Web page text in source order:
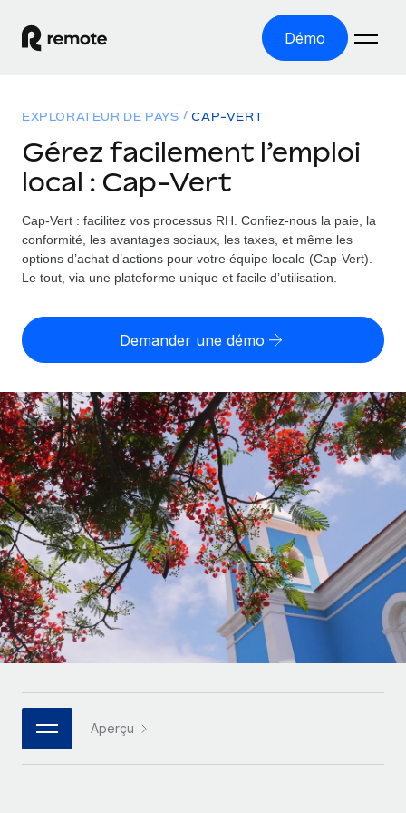
Démo
EMPLOI À L’INTERNATIONAL
Paie multipays
Gérez la paie facilement et en toute conformité
Employer of record
entités
Gestion des freelances
Intégrez et gérez vos freelances partout dans le monde
PEO
Sous-traitez les opérations complexes liées à l’emploi
INFRASTRUCTURE
Intégration Remote
Intégrez vos RH aux flux de travail en toute simplicité
Plateforme
Des fonctions RH clés intégrées pour votre équipe
Connectez n'importe quel outil d’IA à Remote grâce à
notre MCP
Solutions
COUVERTURE MONDIALE
Explorateur de pays
Toutes les informations sur l’emploi à l’international,
Explorateur des États-Unis (par État)
Simplifiez l’embauche à travers les différents États des
Comparer Remote
Examinez notre service par rapport aux autres
CROISSANCE
Start-ups
Des solutions agiles et internationales pour les RH et la
paie des entreprises en pleine croissance
Entreprises intermédiaires
Développez vos équipes avec des solutions RH sur
Entreprise
Les RH à l’international pour les grandes entreprises
Ressources
OUTILS & CALCULATEURS
Évaluez le risque de requalification de contrat par pays
Calculez le coût total des employés dans n’importe quel
pays
Calculateur de paiement des freelances
Découvrez les devises disponibles et les vitesses de
paiement pour vos freelances internationaux
APPRENDRE AVEC REMOTE
Recherche et guides
Études de cas
Checklists et modèles
Descriptions de postes
Tarification
English (United States)
English
Nederlands
Français
Deutsch
Español
Italiano
Português (Portugal)
日本語
한국어
Connexion
EXPLORATEUR DE PAYS CAP-VERT
Gérez facilement l’emploi
local : Cap-Vert
Cap-Vert : facilitez vos processus RH. Confiez-nous la paie, la
conformité, les avantages sociaux, les taxes, et même les
options d’achat d’actions pour votre équipe locale (Cap-Vert).
Le tout, via une plateforme unique et facile d’utilisation.
Demander une démo
Aperçu